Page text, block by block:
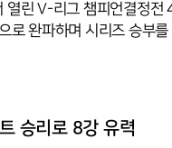
린 V-리그 챔피언결정전
완파하며 시리즈 승부를
석의 오픈 공격을 블로킹으
인트에 도달했으나 정한
타로 매치포인트를 완성
승리로 8강 유력